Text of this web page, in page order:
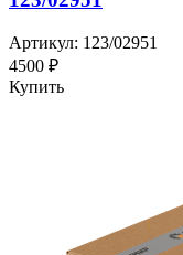
Артикул: 123/02951
4500 ₽
Купить